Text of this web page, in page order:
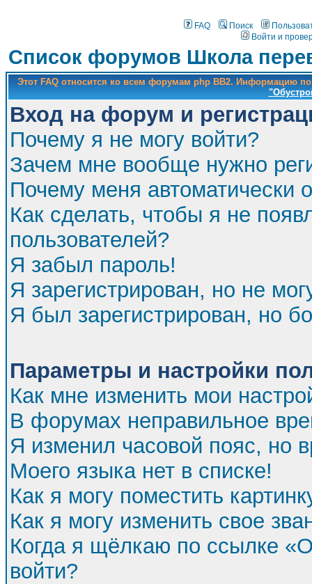
FAQ Поиск
Войти и
Список форумов Школа
Этот FAQ относится ко всем форумам php BB2. Информацию
Вход на форум и
Почему я не могу войти?
Зачем мне вообще нужно
Почему меня автоматически
Как сделать, чтобы я не
пользователей?
Я забыл пароль!
Я зарегистрирован, но не
Я был зарегистрирован, но
Параметры и настройки
Как мне изменить мои
В форумах неправильное
Я изменил часовой пояс, но
Моего языка нет в списке!
Как я могу поместить
Как я могу изменить свое
Когда я щёлкаю по ссылке
войти?